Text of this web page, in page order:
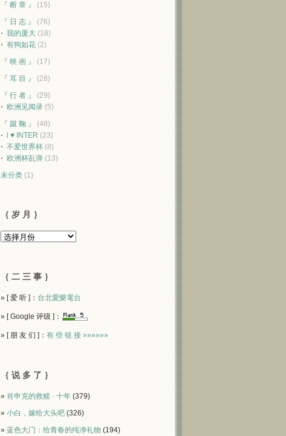
『 断 章 』
(15)
『 日 志 』
(76)
我的厦大 (18)
有狗如花 (2)
『 映 画 』
(17)
『 耳 目 』
(28)
『 行 者 』
(29)
欧洲见闻录 (5)
『 蹴 鞠 』
(48)
i ♥ INTER (23)
不爱世界杯 (8)
欧洲杯乱弹 (13)
未分类 (1)
｛ 岁 月 ｝
｛ 二 三 事 ｝
» [ 爱 听 ]： 台北愛樂電台
» [ Google 评级 ]：
» [ 朋 友 们 ]： 有 些 链 接 »»»»»»
｛ 说 多 了 ｝
» 肖申克的救赎 · 十年 (379)
» 小白，嫁给大头吧 (326)
» 蓝色大门：给青春的纯净礼物 (194)